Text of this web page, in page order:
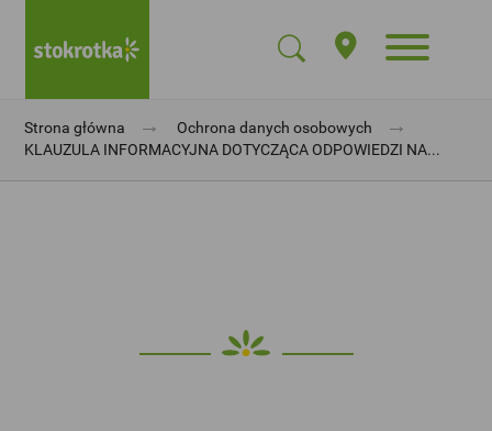
Strona główna → Ochrona danych osobowych →
KLAUZULA INFORMACYJNA DOTYCZĄCA ODPOWIEDZI NA...